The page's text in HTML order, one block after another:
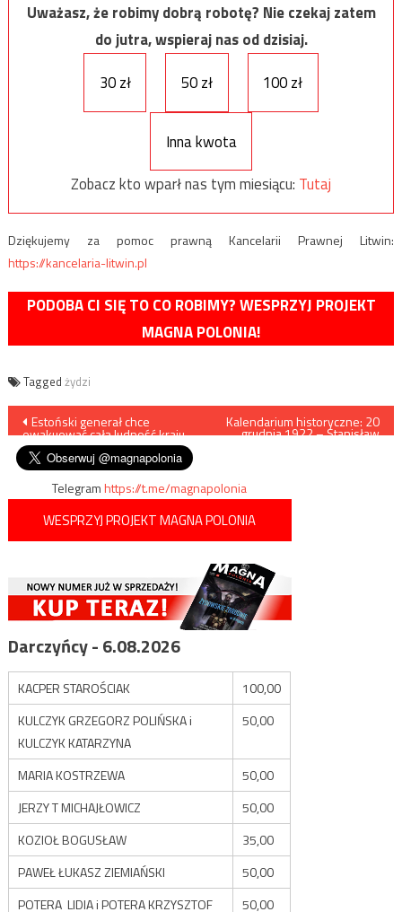
Uważasz, że robimy dobrą robotę? Nie czekaj zatem
do jutra, wspieraj nas od dzisiaj.
30 zł
50 zł 100 zł
Inna kwota
Zobacz kto wparł nas tym miesiącu: Tutaj
Dziękujemy za pomoc prawną Kancelarii Prawnej Litwin:
https://kancelaria-litwin.pl
PODOBA CI SIĘ TO CO ROBIMY? WESPRZYJ PROJEKT
MAGNA POLONIA!
Tagged żydzi
Nawigacja
wpisu
Estoński generał chce
ewakuować całą ludność kraju
Kalendarium historyczne: 20
grudnia 1922 – Stanisław
Telegramhttps://t.me/magnapolonia
WESPRZYJ PROJEKT MAGNA POLONIA
Darczyńcy - 6.08.2026
KACPER STAROŚCIAK
100,00
KULCZYK GRZEGORZ POLIŃSKA i
KULCZYK KATARZYNA
50,00
MARIA KOSTRZEWA
50,00
JERZY T MICHAJŁOWICZ
50,00
KOZIOŁ BOGUSŁAW
35,00
PAWEŁ ŁUKASZ ZIEMIAŃSKI
50,00
POTERA LIDIA i POTERA KRZYSZTOF
50,00